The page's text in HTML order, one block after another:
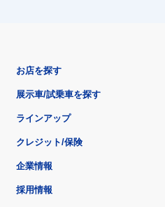
お店を探す
展示車/試乗車を探す
ラインアップ
クレジット/保険
企業情報
採用情報